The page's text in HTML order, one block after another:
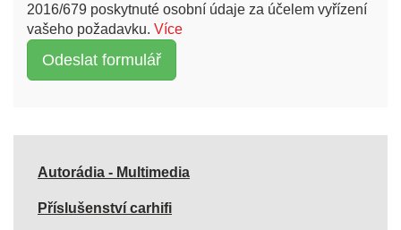
2016/679 poskytnuté osobní údaje za účelem vyřízení
vašeho požadavku. Více
Autorádia - Multimedia
Příslušenství carhifi